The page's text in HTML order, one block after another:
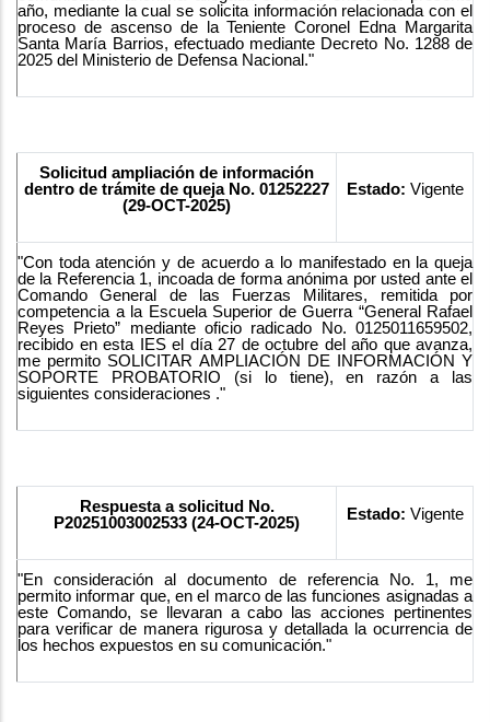
año, mediante la cual se solicita información relacionada con el
proceso de ascenso de la Teniente Coronel Edna Margarita
Santa María Barrios, efectuado mediante Decreto No. 1288 de
2025 del Ministerio de Defensa Nacional."
Solicitud ampliación de información
dentro de trámite de queja No. 01252227
(29-OCT-2025)
Estado: Vigente
"Con toda atención y de acuerdo a lo manifestado en la queja
de la Referencia 1, incoada de forma anónima por usted ante el
Comando General de las Fuerzas Militares, remitida por
competencia a la Escuela Superior de Guerra “General Rafael
Reyes Prieto” mediante oficio radicado No. 0125011659502,
recibido en esta IES el día 27 de octubre del año que avanza,
me permito SOLICITAR AMPLIACIÓN DE INFORMACIÓN Y
SOPORTE PROBATORIO (si lo tiene), en razón a las
siguientes consideraciones ."
Respuesta a solicitud No.
P20251003002533 (24-OCT-2025)
Estado: Vigente
"En consideración al documento de referencia No. 1, me
permito informar que, en el marco de las funciones asignadas a
este Comando, se llevaran a cabo las acciones pertinentes
para verificar de manera rigurosa y detallada la ocurrencia de
los hechos expuestos en su comunicación."